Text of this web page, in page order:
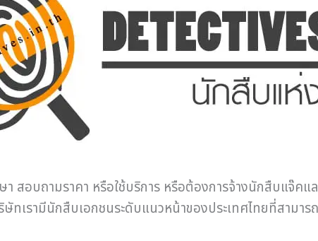
สอบถามราคา หรือใช้บริการ หรือต้องการจ้างนักสืบแจ๊
ทเรามีนักสืบเอกชนระดับแนวหน้าของประเทศไทยที่สามา